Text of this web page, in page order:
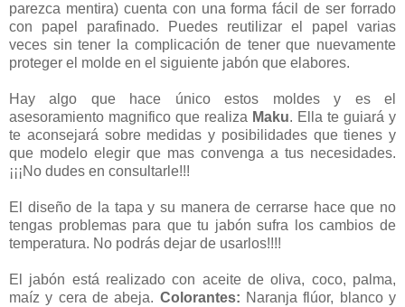
parezca mentira) cuenta con una forma fácil de ser forrado
con papel parafinado. Puedes reutilizar el papel varias
veces sin tener la complicación de tener que nuevamente
proteger el molde en el siguiente jabón que elabores.
Hay algo que hace único estos moldes y es el
asesoramiento magnifico que realiza Maku. Ella te guiará y
te aconsejará sobre medidas y posibilidades que tienes y
que modelo elegir que mas convenga a tus necesidades.
¡¡¡No dudes en consultarle!!!
El diseño de la tapa y su manera de cerrarse hace que no
tengas problemas para que tu jabón sufra los cambios de
temperatura. No podrás dejar de usarlos!!!!
El jabón está realizado con aceite de oliva, coco, palma,
maíz y cera de abeja. Colorantes: Naranja flúor, blanco y